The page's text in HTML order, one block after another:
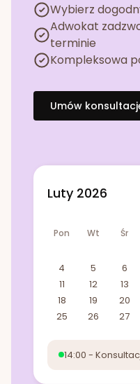
Wybierz
Adwokat
terminie
Kompleksowa
Umów
Luty 2026
Pon Wt Śr
4
5 6
11
12 13
18
19 20
25
26 27
14:00 -